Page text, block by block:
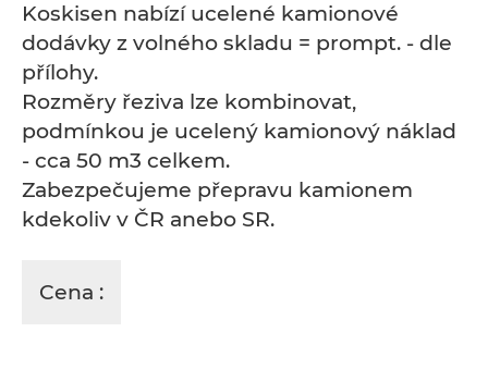
Koskisen nabízí ucelené kamionové
dodávky z volného skladu = prompt. - dle
přílohy.
Rozměry řeziva lze kombinovat,
podmínkou je ucelený kamionový náklad
- cca 50 m3 celkem.
Zabezpečujeme přepravu kamionem
kdekoliv v ČR anebo SR.
Cena :